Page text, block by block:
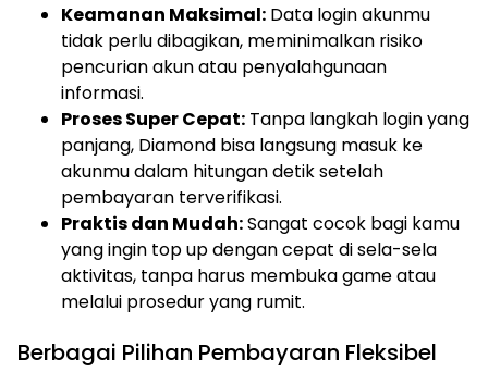
Keamanan Maksimal: Data login akunmu
tidak perlu dibagikan, meminimalkan risiko
pencurian akun atau penyalahgunaan
informasi.
Proses Super Cepat: Tanpa langkah login yang
panjang, Diamond bisa langsung masuk ke
akunmu dalam hitungan detik setelah
pembayaran terverifikasi.
Praktis dan Mudah:Sangat cocok bagi kamu
yang ingin top up dengan cepat di sela-sela
aktivitas, tanpa harus membuka game atau
melalui prosedur yang rumit.
Berbagai Pilihan Pembayaran Fleksibel